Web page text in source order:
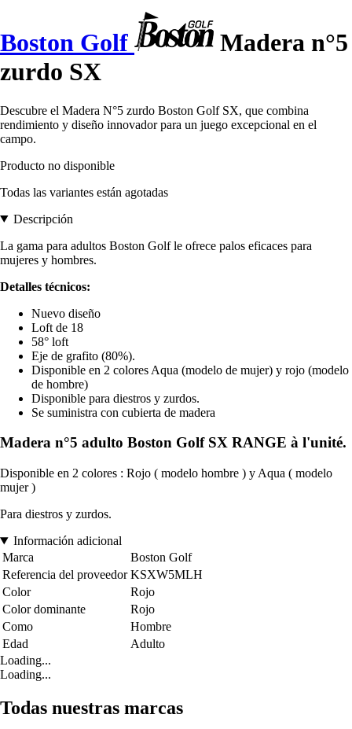
Boston Golf
Madera n°5
zurdo SX
Descubre el Madera N°5 zurdo Boston Golf SX, que combina
rendimiento y diseño innovador para un juego excepcional en el
campo.
Producto no disponible
Todas las variantes están agotadas
Descripción
La gama para adultos Boston Golf le ofrece palos eficaces para
mujeres y hombres.
Detalles técnicos:
Nuevo diseño
Loft de 18
58° loft
Eje de grafito (80%).
Disponible en 2 colores Aqua (modelo de mujer) y rojo (modelo
de hombre)
Disponible para diestros y zurdos.
Se suministra con cubierta de madera
Madera n°5 adulto Boston Golf SX RANGE à l'unité.
Disponible en 2 colores : Rojo ( modelo hombre ) y Aqua ( modelo
mujer )
Para diestros y zurdos.
Información adicional
Marca
Boston Golf
Referencia del proveedor KSXW5MLH
Color
Rojo
Color dominante
Rojo
Como
Hombre
Edad
Adulto
Loading...
Loading...
Todas nuestras marcas